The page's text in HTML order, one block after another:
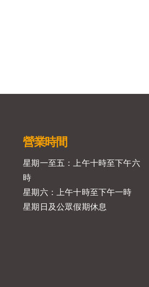
營業時間
星期一至五：上午十時至下午六
時
星期六：上午十時至下午一時
星期日及公眾假期休息